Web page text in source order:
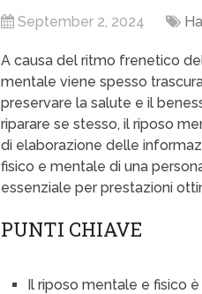
September 2, 2024
A causa del ritmo frenetico
mentale viene spesso
preservare la salute e il
riparare se stesso, il riposo
di elaborazione delle
fisico e mentale di una
essenziale per prestazioni
PUNTI CHIAVE
Il riposo mentale e fisico